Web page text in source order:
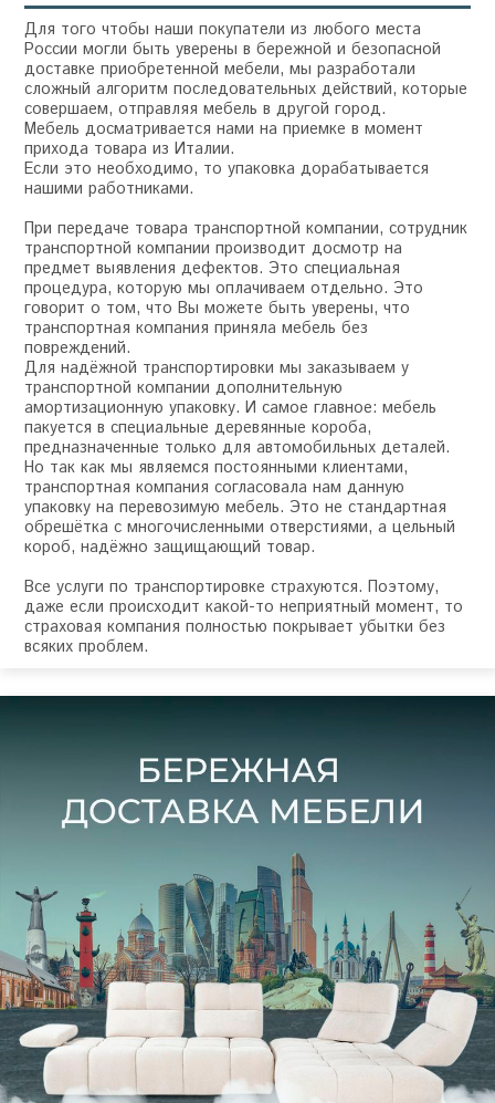
Для того чтобы наши покупатели из любого места
России могли быть уверены в бережной и безопасной
доставке приобретенной мебели, мы разработали
сложный алгоритм последовательных действий, которые
совершаем, отправляя мебель в другой город.
Мебель досматривается нами на приемке в момент
прихода товара из Италии.
Если это необходимо, то упаковка дорабатывается
нашими работниками.
При передаче товара транспортной компании, сотрудник
транспортной компании производит досмотр на
предмет выявления дефектов. Это специальная
процедура, которую мы оплачиваем отдельно. Это
говорит о том, что Вы можете быть уверены, что
транспортная компания приняла мебель без
повреждений.
Для надёжной транспортировки мы заказываем у
транспортной компании дополнительную
амортизационную упаковку. И самое главное: мебель
пакуется в специальные деревянные короба,
предназначенные только для автомобильных деталей.
Но так как мы являемся постоянными клиентами,
транспортная компания согласовала нам данную
упаковку на перевозимую мебель. Это не стандартная
обрешётка с многочисленными отверстиями, а цельный
короб, надёжно защищающий товар.
Все услуги по транспортировке страхуются. Поэтому,
даже если происходит какой-то неприятный момент, то
страховая компания полностью покрывает убытки без
всяких проблем.